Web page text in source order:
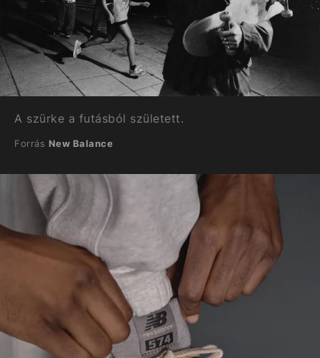
A szürke a futásból született.
Forrás New Balance